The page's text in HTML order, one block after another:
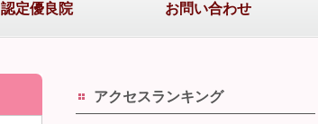
認定優良院 お問い合わせ
アクセスランキング